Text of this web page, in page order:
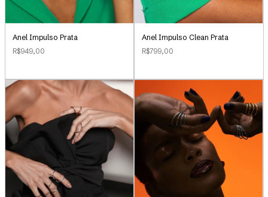
Anel Impulso Prata
R$949,00
Anel Impulso Clean Prata
R$799,00